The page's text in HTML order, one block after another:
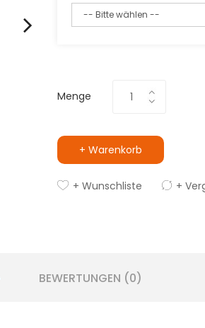
Menge
+ Warenkorb
+ Wunschliste +
BEWERTUNGEN (0)